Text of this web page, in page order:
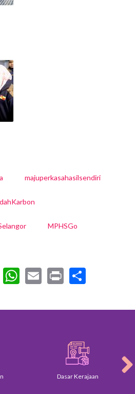
majuperkasahasilsendiri
MPHSGo
LinkedIn
WhatsApp
Email
Print
Dasar Kerajaan